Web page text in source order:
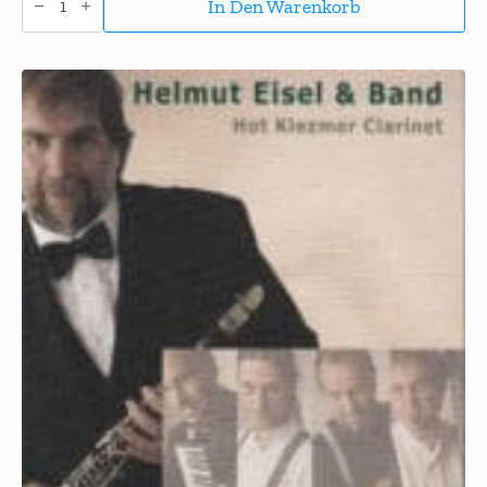
Juan
la
Menge
In Den Warenkorb